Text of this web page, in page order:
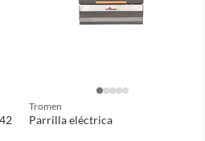
Tromen
Parrilla eléctrica